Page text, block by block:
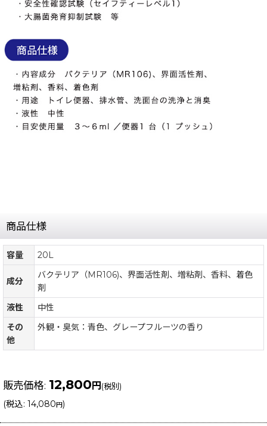
商品仕様
容量 20L
成分
バクテリア（MR106)、界面活性剤、増粘剤、香料、着色
剤
液性
中性
その
他
外観・臭気：青色、グレープフルーツの香り
販売価格: 12,800円(税別)
(税込: 14,080円)